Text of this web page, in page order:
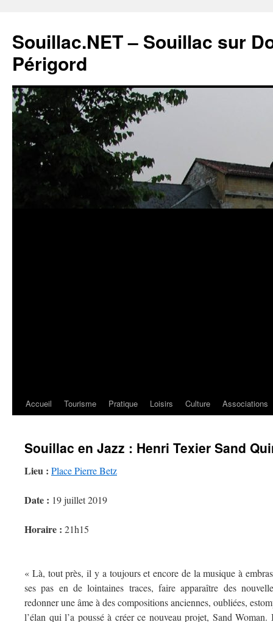
Souillac.NET – Souillac sur
Périgord
Accueil Tourisme Pratique Loisirs Culture Associations
Souillac en Jazz : Henri Texier Sand
Lieu : Place Pierre Betz
Date : 19 juillet 2019
Horaire : 21h15
« Là, tout près, il y a toujours et encore de la musique à
ses pas en de lointaines traces, faire apparaître des
redonner une âme à des compositions anciennes, oubliées,
l’élan qui l’a poussé à créer ce nouveau projet, Sand